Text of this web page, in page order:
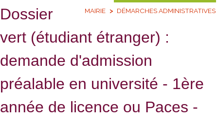
MAIRIE DÉMARCHES ADMINISTRATIVES
Dossier
vert (étudiant étranger) :
demande d'admission
préalable en université - 1ère
année de licence ou Paces -